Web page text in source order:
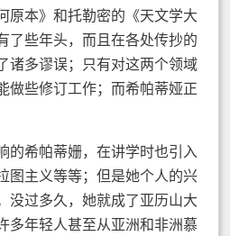
原本》和托勒密的《天文学大
了些年头，而且在各处传抄的
诸多谬误；只有对这两个领域
做些修订工作；而希帕蒂娅正
的希帕蒂姗，在讲学时也引入
图主义等等；但是她个人的兴
没过多久，她就成了亚历山大
多年轻人甚至从亚洲和非洲慕